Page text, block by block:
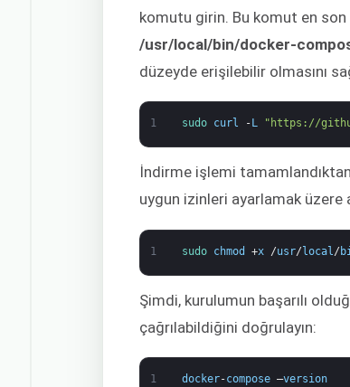
komutu girin. Bu komut en
/usr/local/bin/docker-
düzeyde erişilebilir olmasını
1 sudo curl - L "https://
İndirme işlemi
uygun izinleri ayarlamak üzere
1 sudo chmod +x /usr/local /
Şimdi, kurulumun başarılı
çağrılabildiğini doğrulayın:
1 docker-compose –version